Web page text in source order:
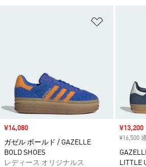
セール価格
¥14,080
ガゼル ボールド / GAZELLE
BOLD SHOES
レディース オリジナルス
セール
¥13,200
¥16,500
LITTLE